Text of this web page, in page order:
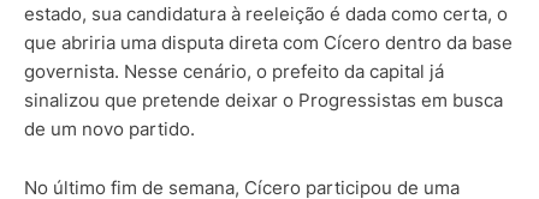
estado, sua candidatura à reeleição é dada como certa, o
que abriria uma disputa direta com Cícero dentro da base
governista. Nesse cenário, o prefeito da capital já
sinalizou que pretende deixar o Progressistas em busca
de um novo partido.
No último fim de semana, Cícero participou de uma